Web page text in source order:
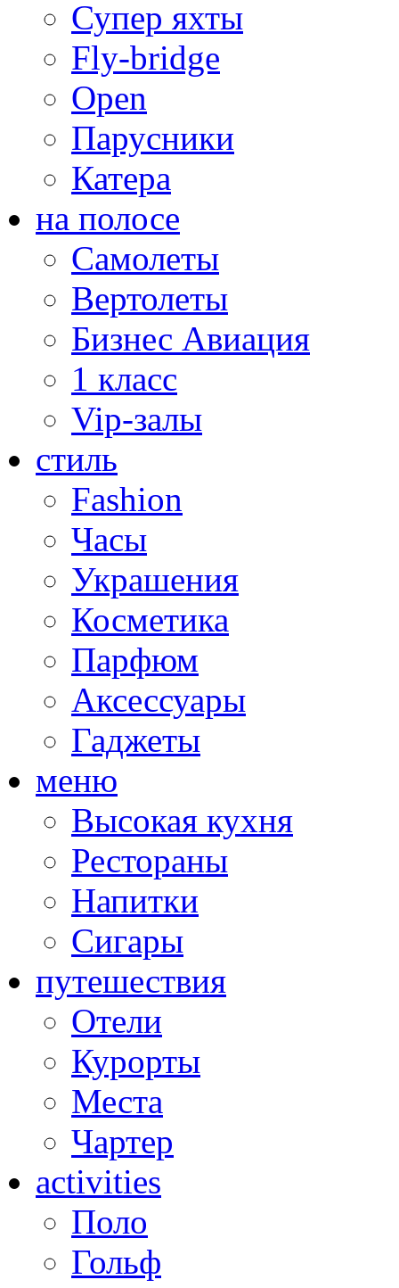
Супер яхты
Fly-bridge
Open
Парусники
Катера
на полосе
Самолеты
Вертолеты
Бизнес Авиация
1 класс
Vip-залы
стиль
Fashion
Часы
Украшения
Косметика
Парфюм
Аксессуары
Гаджеты
меню
Высокая кухня
Рестораны
Напитки
Сигары
путешествия
Отели
Курорты
Места
Чартер
activities
Поло
Гольф